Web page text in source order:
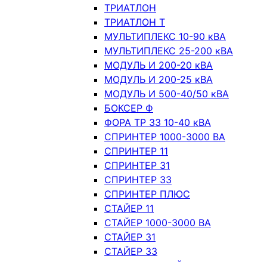
ТРИАТЛОН
ТРИАТЛОН Т
МУЛЬТИПЛЕКС 10-90 кВА
МУЛЬТИПЛЕКС 25-200 кВА
МОДУЛЬ И 200-20 кВА
МОДУЛЬ И 200-25 кВА
МОДУЛЬ И 500-40/50 кВА
БОКСЕР Ф
ФОРА ТР 33 10-40 кВА
СПРИНТЕР 1000-3000 ВА
СПРИНТЕР 11
СПРИНТЕР 31
СПРИНТЕР 33
СПРИНТЕР ПЛЮС
СТАЙЕР 11
СТАЙЕР 1000-3000 ВА
СТАЙЕР 31
СТАЙЕР 33